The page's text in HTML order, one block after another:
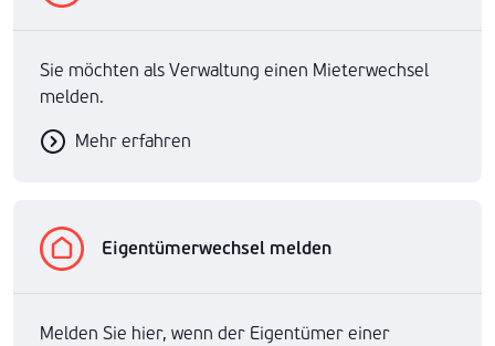
Sie möchten als Verwaltung einen Mieterwechsel
melden.
Mehr erfahren
Eigentümerwechsel melden
Melden Sie hier, wenn der Eigentümer einer